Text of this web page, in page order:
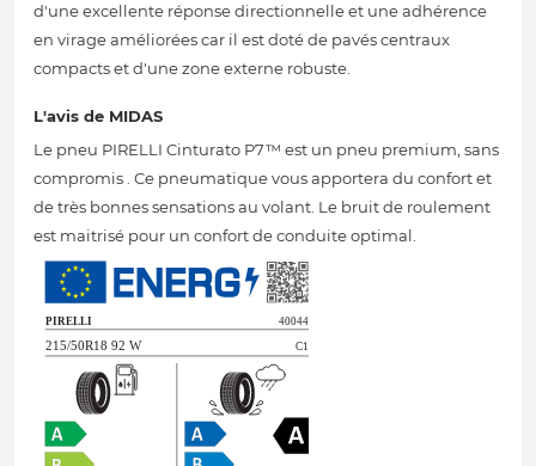
d'une excellente réponse directionnelle et une adhérence
en virage améliorées car il est doté de pavés centraux
compacts et d'une zone externe robuste.
L'avis de MIDAS
Le pneu PIRELLI Cinturato P7™ est un pneu premium, sans
compromis . Ce pneumatique vous apportera du confort et
de très bonnes sensations au volant. Le bruit de roulement
est maitrisé pour un confort de conduite optimal.